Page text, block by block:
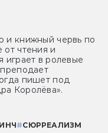
и книжный червь по
чтения и
играет в ролевые
пишет под
Королёва».
#СЮРРЕАЛИЗМ